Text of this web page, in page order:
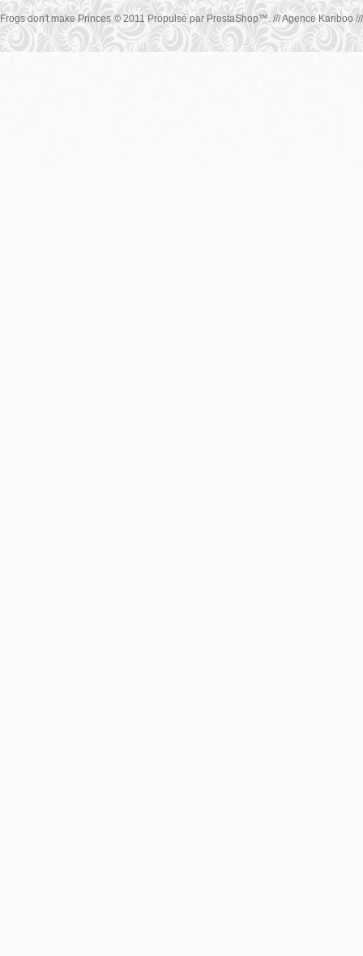
Frogs don't make Princes © 2011 Propulsé par PrestaShop™. /// Agence Kariboo ///